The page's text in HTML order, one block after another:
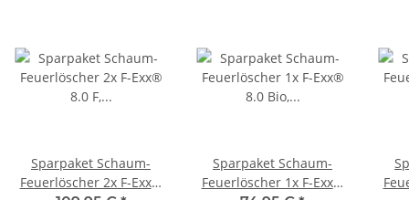
Sparpaket Schaum-
Feuerlöscher 2x F-Exx®
Sparpaket Schaum-
Feuerlöscher 1x F-Exx®